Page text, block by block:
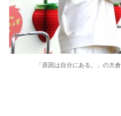
「原因は自分にある。」の大